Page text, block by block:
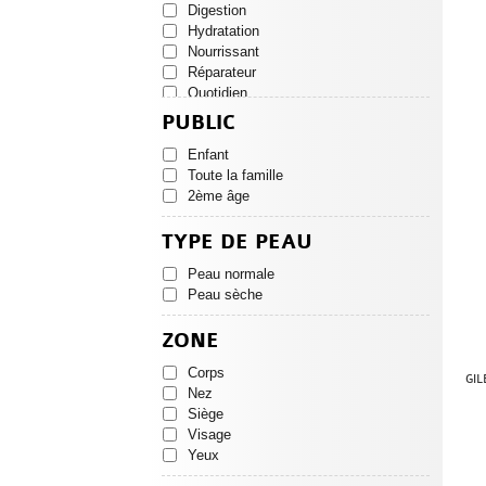
Digestion
Hydratation
Nourrissant
Réparateur
Quotidien
Protection
Nutritif
PUBLIC
Enfant
Toute la famille
2ème âge
TYPE DE PEAU
Peau normale
Peau sèche
ZONE
Corps
Nez
Siège
Visage
Yeux